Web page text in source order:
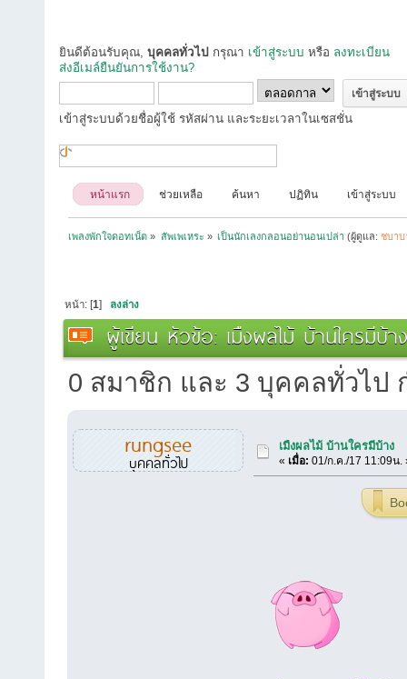
ยินดีต้อนรับคุณ, บุคคลทั่วไป กรุณา เข้าสู่ระบบ หรือ ลงทะเบียน
ส่งอีเมล์ยืนยันการใช้งาน?
เข้าสู่ระบบด้วยชื่อผู้ใช้ รหัสผ่าน และระยะเวลาในเซสชั่น
หน้าแรก ช่วยเหลือ ค้นหา ปฏิทิน เข้าสู่ระบบ
เพลงพักใจดอทเน็ต » สัพเพเหระ » เป็นนักเลงกลอนอย่านอนเปล่า (ผู้ดูแล:ชบาบ
หน้า: [1] ลงล่าง
ผู้เขียน หัวข้อ: เมืงผลไม้ บ้านใครมี
0 สมาชิก และ 3 บุคคลทั่วไป
rungsee
บุคคลทั่วไป
เมืงผลไม้ บ้านใครมีบ้าง
« เมื่อ: 01/ก.ค./17 11:09น.